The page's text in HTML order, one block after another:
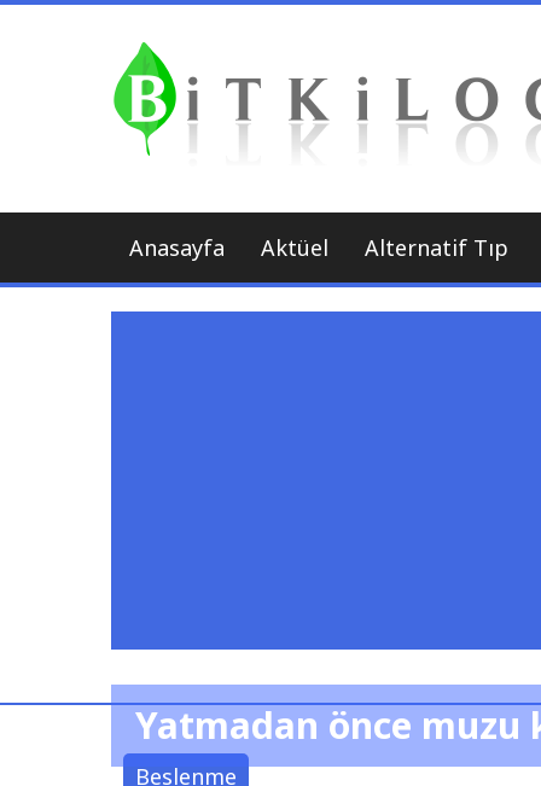
Anasayfa Aktüel Alternatif Tıp
Beslenme
Yatmadan önce muzu